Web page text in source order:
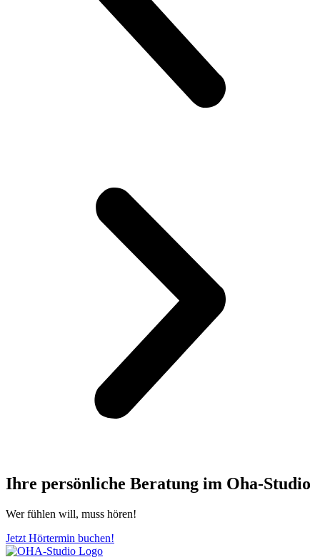
Ihre persönliche Beratung im Oha-Studio
Wer fühlen will, muss hören!
Jetzt Hörtermin buchen!